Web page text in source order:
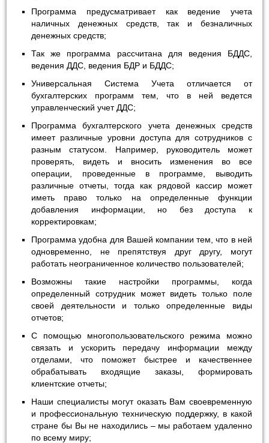
Программа предусматривает как ведение учета
наличных денежных средств, так и безналичных
денежных средств;
Так же программа рассчитана для ведения БДДС,
ведения ДДС, ведения БДР и БДДС;
Универсальная Система Учета отличается от
бухгалтерских программ тем, что в ней ведется
управленческий учет ДДС;
Программа бухгалтерского учета денежных средств
имеет различные уровни доступа для сотрудников с
разным статусом. Например, руководитель может
проверять, видеть и вносить изменения во все
операции, проведенные в программе, выводить
различные отчеты, тогда как рядовой кассир может
иметь право только на определенные функции
добавления информации, но без доступа к
корректировкам;
Программа удобна для Вашей компании тем, что в ней
одновременно, не препятствуя друг другу, могут
работать неограниченное количество пользователей;
Возможны такие настройки программы, когда
определенный сотрудник может видеть только поле
своей деятельности и только определенные виды
отчетов;
С помощью многопользовательского режима можно
связать и ускорить передачу информации между
отделами, что поможет быстрее и качественнее
обрабатывать входящие заказы, формировать
клиентские отчеты;
Наши специалисты могут оказать Вам своевременную
и профессиональную техническую поддержку, в какой
стране бы Вы не находились – мы работаем удаленно
по всему миру;